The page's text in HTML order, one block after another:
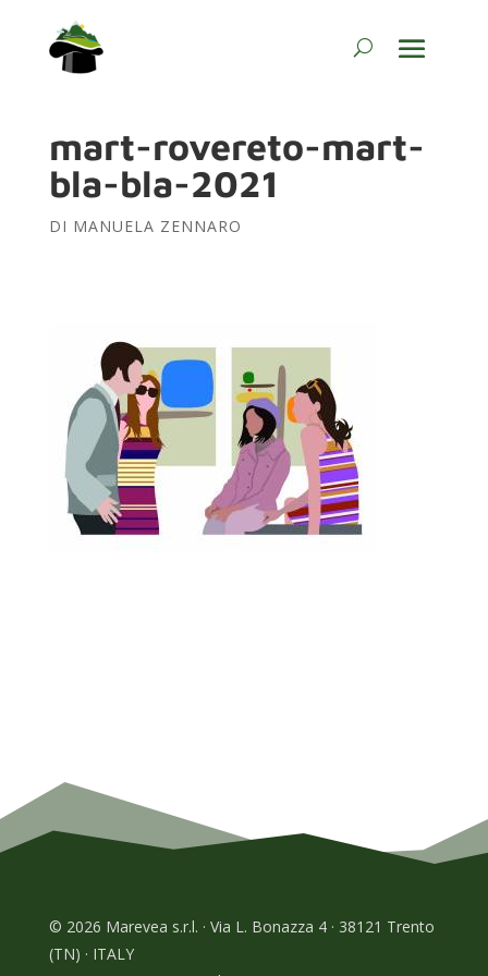
mart-rovereto-mart-
bla-bla-2021
DI MANUELA ZENNARO
© 2026 Marevea s.r.l. · Via L. Bonazza 4 · 38121 Trento
(TN) · ITALY